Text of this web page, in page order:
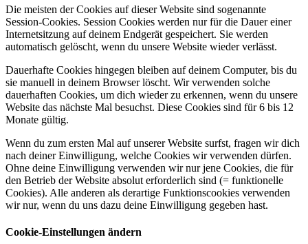
Die meisten der Cookies auf dieser Website sind sogenannte
Session-Cookies. Session Cookies werden nur für die Dauer einer
Internetsitzung auf deinem Endgerät gespeichert. Sie werden
automatisch gelöscht, wenn du unsere Website wieder verlässt.
Dauerhafte Cookies hingegen bleiben auf deinem Computer, bis du
sie manuell in deinem Browser löscht. Wir verwenden solche
dauerhaften Cookies, um dich wieder zu erkennen, wenn du unsere
Website das nächste Mal besuchst. Diese Cookies sind für 6 bis 12
Monate gültig.
Wenn du zum ersten Mal auf unserer Website surfst, fragen wir dich
nach deiner Einwilligung, welche Cookies wir verwenden dürfen.
Ohne deine Einwilligung verwenden wir nur jene Cookies, die für
den Betrieb der Website absolut erforderlich sind (= funktionelle
Cookies). Alle anderen als derartige Funktionscookies verwenden
wir nur, wenn du uns dazu deine Einwilligung gegeben hast.
Cookie-Einstellungen ändern